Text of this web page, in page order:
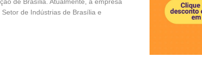
de Indústrias de Brasília e